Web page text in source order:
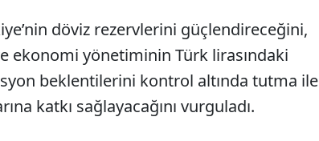
döviz rezervlerini güçlendireceğini,
ekonomi yönetiminin Türk lirasındaki
beklentilerini kontrol altında tutma ile
katkı sağlayacağını vurguladı.